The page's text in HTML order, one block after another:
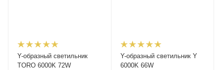
Y-образный светильник
TORO 6000K 72W
Y-образный светильник Y
6000K 66W